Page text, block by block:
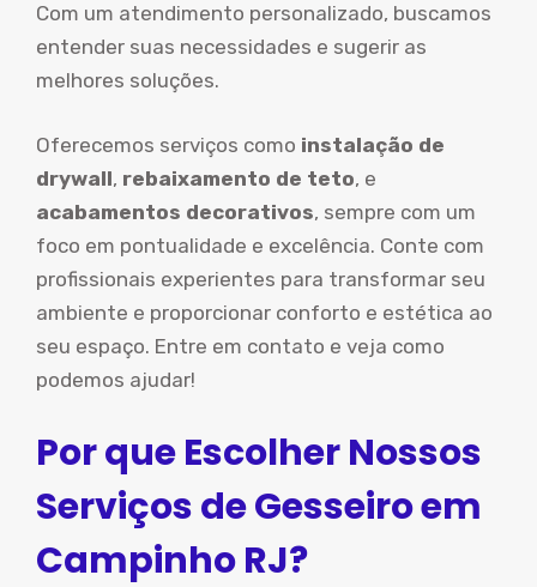
Com um atendimento personalizado, buscamos
entender suas necessidades e sugerir as
melhores soluções.
Oferecemos serviços como instalação de
drywall, rebaixamento de teto, e
acabamentos decorativos, sempre com um
foco em pontualidade e excelência. Conte com
profissionais experientes para transformar seu
ambiente e proporcionar conforto e estética ao
seu espaço. Entre em contato e veja como
podemos ajudar!
Por que Escolher Nossos
Serviços de Gesseiro em
Campinho RJ?